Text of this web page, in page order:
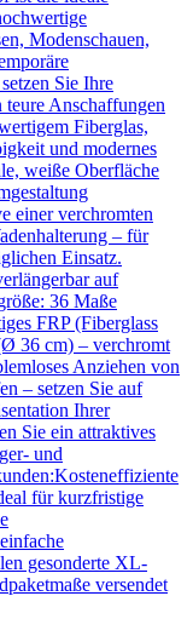
Modenschauen,
Sie Ihre
Anschaffungen
Fiberglas,
und modernes
weiße Oberfläche
einer verchromten
– für
Einsatz.
auf
36 Maße
FRP (Fiberglass
36 cm) – verchromt
Anziehen von
– setzen Sie auf
Ihrer
Sie ein attraktives
und
für kurzfristige
gesonderte XL-
versendet